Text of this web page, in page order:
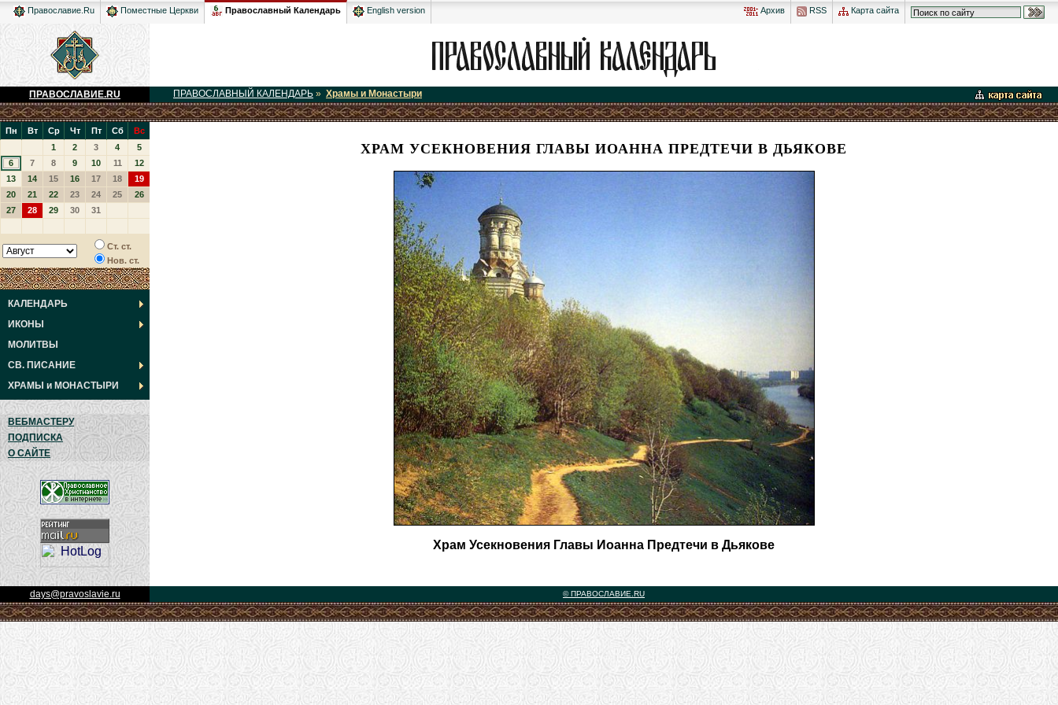
Архив RSS Карта сайта
Православие.Ru Поместные Церкви Православный Календарь English version
ПРАВОСЛАВИЕ.RU ПРАВОСЛАВНЫЙ КАЛЕНДАРЬ » Храмы и Монастыри
Пн Вт Ср Чт Пт Сб
Вс
1
2 3 4
5
6
7 8 9 10 11
12
13
14 15 16 17 18
19
20
21 22 23 24 25
26
27
28 29 30 31
Ст. ст.
Нов. ст.
КАЛЕНДАРЬ
ИКОНЫ
МОЛИТВЫ
СВ. ПИСАНИЕ
ХРАМЫ и МОНАСТЫРИ
ВЕБМАСТЕРУ
ПОДПИСКА
О САЙТЕ
ХРАМ УСЕКНОВЕНИЯ ГЛАВЫ ИОАННА ПРЕДТЕЧИ В ДЬЯКОВЕ
Храм Усекновения Главы Иоанна Предтечи в Дьякове
days@pravoslavie.ru © ПРАВОСЛАВИЕ.RU